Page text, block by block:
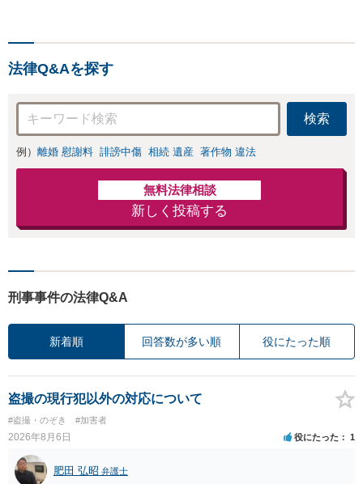
ポートします。【毎月100
法律Q&Aを探す
検索
例） 離婚 慰謝料 誹謗中傷 相続 遺産 著作物 違法
無料法律相談
新しく投稿する
刑事事件の法律Q&A
新着順 回答数が多い順 役にたった順
盗撮の現行犯以外の対応について
#盗撮・のぞき #加害者
2026年8月6日 役にたった 1
肥田 弘昭 弁護士